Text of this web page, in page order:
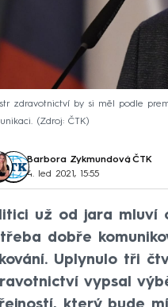
zdravotnictví by si měl podle
Zdroj: ČTK
Barbora Zykmundová, ČTK
4. led 2021, 15:55
už od jara mluví
dobře
Uplynulo tři
vypsal